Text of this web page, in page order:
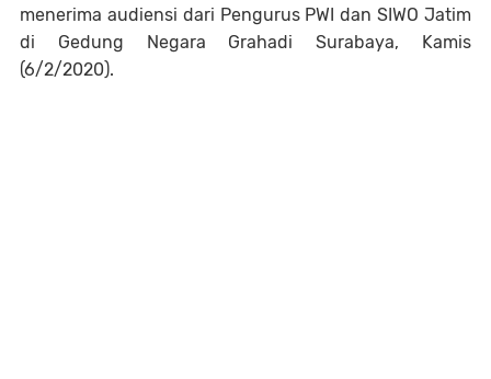
menerima audiensi dari Pengurus PWI dan SIWO Jatim
di Gedung Negara Grahadi Surabaya, Kamis
(6/2/2020).